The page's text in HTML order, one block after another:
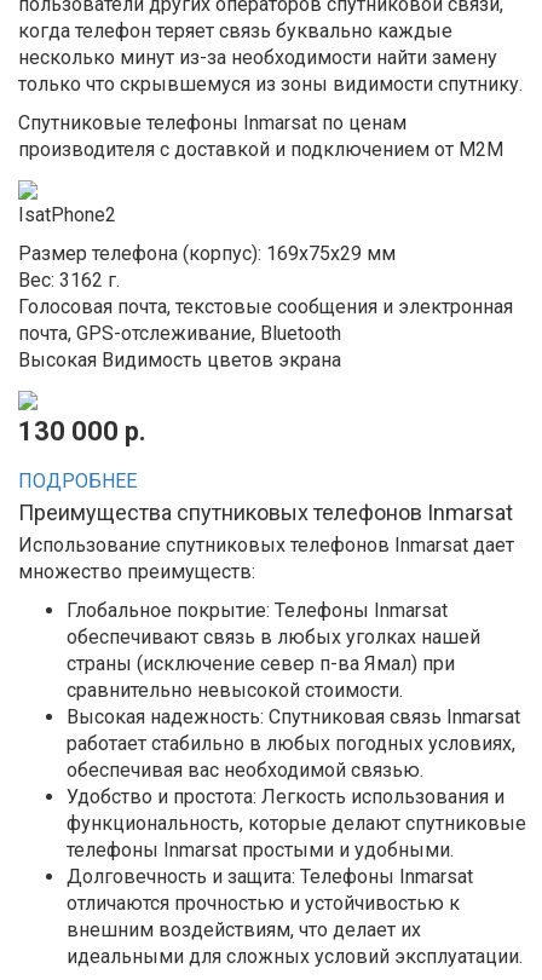
когда телефон теряет связь буквально каждые
несколько минут из-за необходимости найти замену
только что скрывшемуся из зоны видимости спутнику.
Спутниковые телефоны Inmarsat по ценам
производителя с доставкой и подключением от M2M
IsatPhone2
Размер телефона (корпус): 169x75x29 мм
Вес: 3162 г.
Голосовая почта, текстовые сообщения и электронная
почта, GPS-отслеживание, Bluetooth
Высокая Видимость цветов экрана
130 000 р.
ПОДРОБНЕЕ
Преимущества спутниковых телефонов Inmarsat
Использование спутниковых телефонов Inmarsat дает
множество преимуществ:
Глобальное покрытие: Телефоны Inmarsat
обеспечивают связь в любых уголках нашей
страны (исключение север п-ва Ямал) при
сравнительно невысокой стоимости.
Высокая надежность: Спутниковая связь Inmarsat
работает стабильно в любых погодных условиях,
обеспечивая вас необходимой связью.
Удобство и простота: Легкость использования и
функциональность, которые делают спутниковые
телефоны Inmarsat простыми и удобными.
Долговечность и защита: Телефоны Inmarsat
отличаются прочностью и устойчивостью к
внешним воздействиям, что делает их
идеальными для сложных условий эксплуатации.